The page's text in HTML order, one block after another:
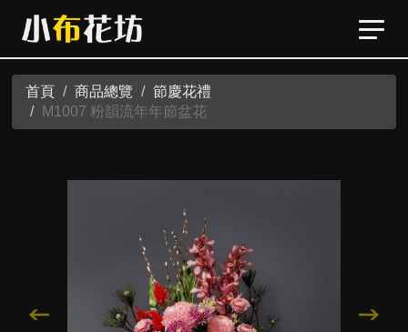
首頁 商品總覽
節慶花禮
M1007 粉韻流年年節盆花